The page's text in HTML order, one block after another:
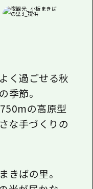
く過ごせる秋
季節。
750mの高原型
な手づくりの
きばの里。